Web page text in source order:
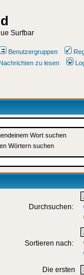
Surfbar
Benutzergruppen
zu lesen
Wort suchen
Wörtern suchen
Durchsuchen:
Sortieren nach:
Die ersten